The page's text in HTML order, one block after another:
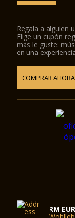
Regala a alguien
Elige un cupón
más le guste:
en una
COMPRAR AHORA
RM